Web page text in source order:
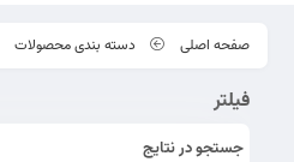
صفحه اصلی دسته بندی محصولات
فیلتر
جستجو در نتایج